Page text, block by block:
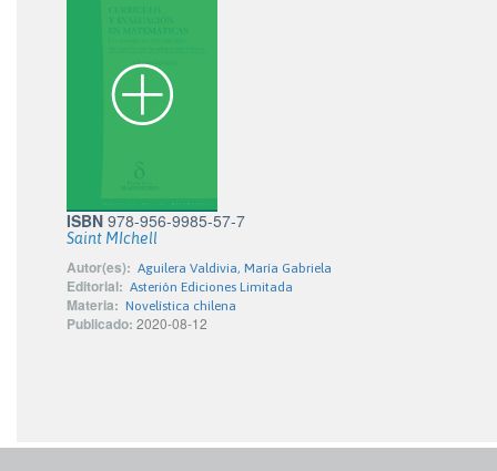
ISBN 978-956-9985-57-7
Saint MIchell
Autor(es): Aguilera Valdivia, María Gabriela
Editorial: Asterión Ediciones Limitada
Materia: Novelística chilena
Publicado: 2020-08-12